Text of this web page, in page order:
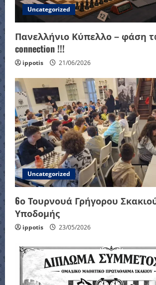
Uncategorized
Πανελλήνιο Κύπελλο – φάση
connection !!!
ippotis 21/06/2026
Uncategorized
6ο Τουρνουά Γρήγορου
Υποδομής
ippotis 23/05/2026